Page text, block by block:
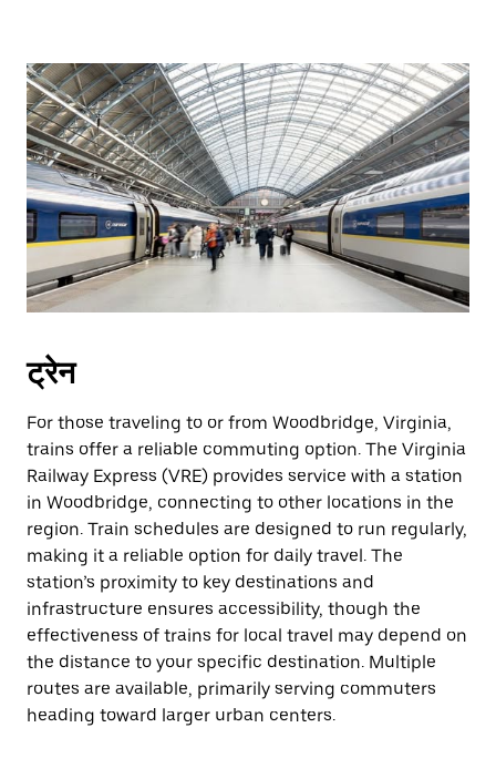
ट्रेन
For those traveling to or from Woodbridge, Virginia,
trains offer a reliable commuting option. The Virginia
Railway Express (VRE) provides service with a station
in Woodbridge, connecting to other locations in the
region. Train schedules are designed to run regularly,
making it a reliable option for daily travel. The
station’s proximity to key destinations and
infrastructure ensures accessibility, though the
effectiveness of trains for local travel may depend on
the distance to your specific destination. Multiple
routes are available, primarily serving commuters
heading toward larger urban centers.